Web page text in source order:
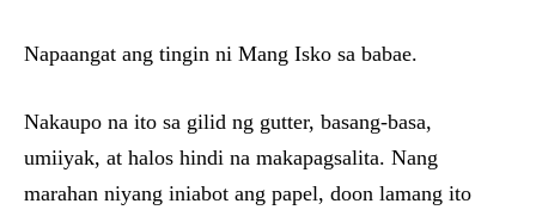
Napaangat ang tingin ni Mang Isko sa babae.
Nakaupo na ito sa gilid ng gutter, basang-basa,
umiiyak, at halos hindi na makapagsalita. Nang
marahan niyang iniabot ang papel, doon lamang ito